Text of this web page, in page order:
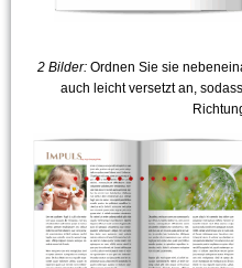
2 Bilder: Ordnen Sie sie
auch leicht versetzt an,